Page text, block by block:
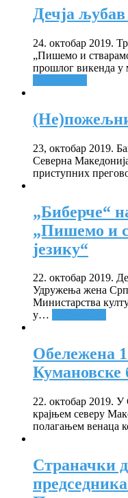
Дечја
24. октобар 2019.
„Пишемо и
прошлог викенда у
23, октобар 2019.
Северна
приступних
„Биберче“
„Пишемо и
језику“
22. октобар 2019.
Удружења жена
Министарства
у…
Обележена
Кумановске
22. октобар 2019.
крајњем северу
полагањем венаца
Страначки